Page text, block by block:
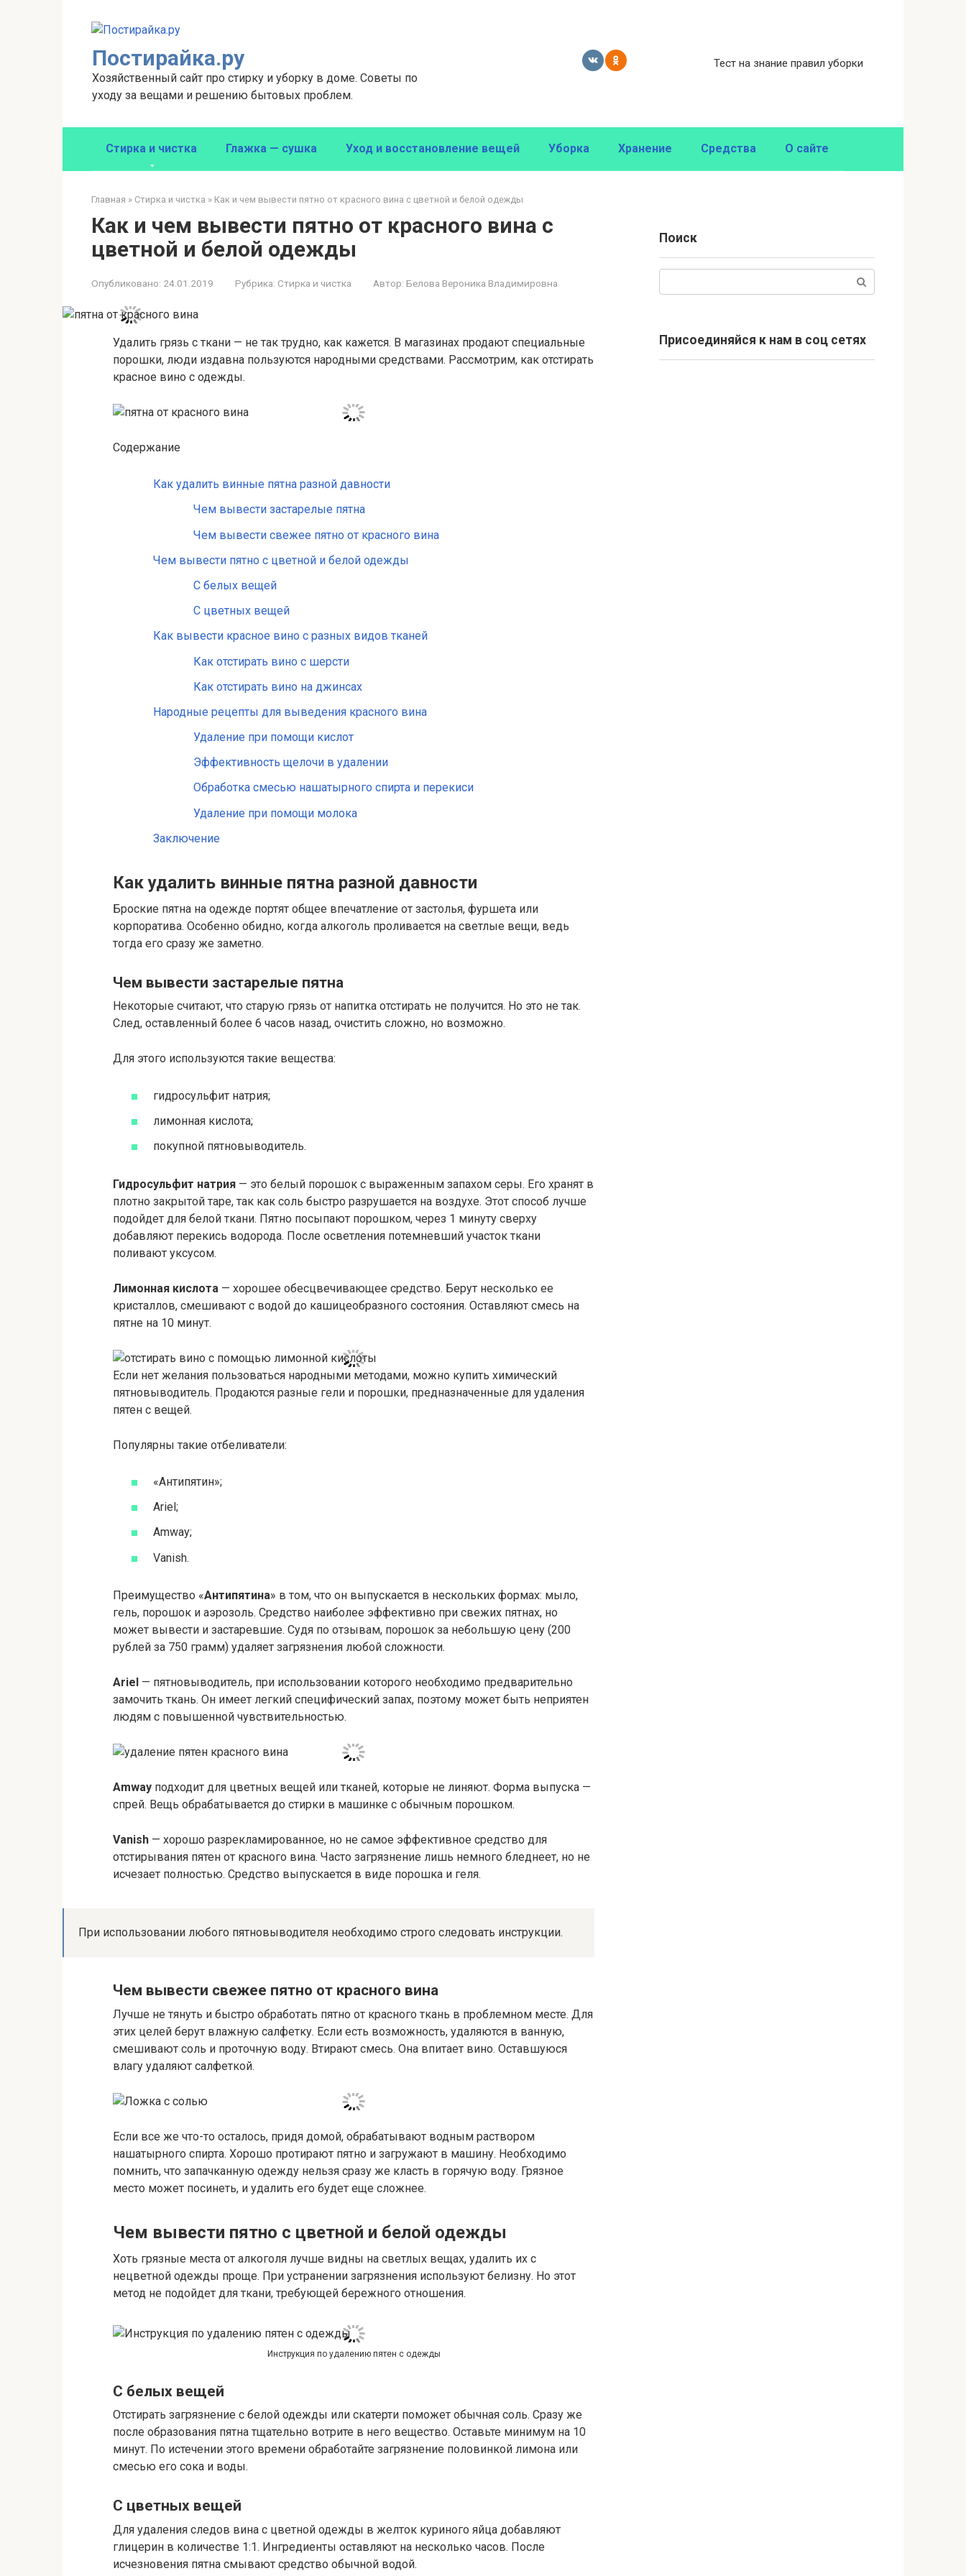
Постирайка.ру
Хозяйственный сайт про стирку и уборку в доме. Советы по
уходу за вещами и решению бытовых проблем.
Тест на знание правил уборки
Стирка и чистка Глажка — сушка Уход и восстановление вещей Уборка Хранение Средства О сайте
Главная » Стирка и чистка » Как и чем вывести пятно от красного вина с цветной и белой одежды
Как и чем вывести пятно от красного вина с
цветной и белой одежды
Опубликовано: 24.01.2019 Рубрика: Стирка и чистка Автор: Белова Вероника Владимировна
Удалить грязь с ткани — не так трудно, как кажется. В магазинах продают специальные
порошки, люди издавна пользуются народными средствами. Рассмотрим, как отстирать
красное вино с одежды.
Содержание
Как удалить винные пятна разной давности
Чем вывести застарелые пятна
Чем вывести свежее пятно от красного вина
Чем вывести пятно с цветной и белой одежды
С белых вещей
С цветных вещей
Как вывести красное вино с разных видов тканей
Как отстирать вино с шерсти
Как отстирать вино на джинсах
Народные рецепты для выведения красного вина
Удаление при помощи кислот
Эффективность щелочи в удалении
Обработка смесью нашатырного спирта и перекиси
Удаление при помощи молока
Заключение
Как удалить винные пятна разной давности
Броские пятна на одежде портят общее впечатление от застолья, фуршета или
корпоратива. Особенно обидно, когда алкоголь проливается на светлые вещи, ведь
тогда его сразу же заметно.
Чем вывести застарелые пятна
Некоторые считают, что старую грязь от напитка отстирать не получится. Но это не так.
След, оставленный более 6 часов назад, очистить сложно, но возможно.
Для этого используются такие вещества:
гидросульфит натрия;
лимонная кислота;
покупной пятновыводитель.
Гидросульфит натрия — это белый порошок с выраженным запахом серы. Его хранят в
плотно закрытой таре, так как соль быстро разрушается на воздухе. Этот способ лучше
подойдет для белой ткани. Пятно посыпают порошком, через 1 минуту сверху
добавляют перекись водорода. После осветления потемневший участок ткани
поливают уксусом.
Лимонная кислота — хорошее обесцвечивающее средство. Берут несколько ее
кристаллов, смешивают с водой до кашицеобразного состояния. Оставляют смесь на
пятне на 10 минут.
Если нет желания пользоваться народными методами, можно купить химический
пятновыводитель. Продаются разные гели и порошки, предназначенные для удаления
пятен с вещей.
Популярны такие отбеливатели:
«Антипятин»;
Ariel;
Amway;
Vanish.
Преимущество «Антипятина» в том, что он выпускается в нескольких формах: мыло,
гель, порошок и аэрозоль. Средство наиболее эффективно при свежих пятнах, но
может вывести и застаревшие. Судя по отзывам, порошок за небольшую цену (200
рублей за 750 грамм) удаляет загрязнения любой сложности.
Ariel — пятновыводитель, при использовании которого необходимо предварительно
замочить ткань. Он имеет легкий специфический запах, поэтому может быть неприятен
людям с повышенной чувствительностью.
Amway подходит для цветных вещей или тканей, которые не линяют. Форма выпуска —
спрей. Вещь обрабатывается до стирки в машинке с обычным порошком.
Vanish — хорошо разрекламированное, но не самое эффективное средство для
отстирывания пятен от красного вина. Часто загрязнение лишь немного бледнеет, но не
исчезает полностью. Средство выпускается в виде порошка и геля.
При использовании любого пятновыводителя необходимо строго следовать инструкции.
Чем вывести свежее пятно от красного вина
Лучше не тянуть и быстро обработать пятно от красного ткань в проблемном месте. Для
этих целей берут влажную салфетку. Если есть возможность, удаляются в ванную,
смешивают соль и проточную воду. Втирают смесь. Она впитает вино. Оставшуюся
влагу удаляют салфеткой.
Если все же что-то осталось, придя домой, обрабатывают водным раствором
нашатырного спирта. Хорошо протирают пятно и загружают в машину. Необходимо
помнить, что запачканную одежду нельзя сразу же класть в горячую воду. Грязное
место может посинеть, и удалить его будет еще сложнее.
Чем вывести пятно с цветной и белой одежды
Хоть грязные места от алкоголя лучше видны на светлых вещах, удалить их с
нецветной одежды проще. При устранении загрязнения используют белизну. Но этот
метод не подойдет для ткани, требующей бережного отношения.
Инструкция по удалению пятен с одежды
С белых вещей
Отстирать загрязнение с белой одежды или скатерти поможет обычная соль. Сразу же
после образования пятна тщательно вотрите в него вещество. Оставьте минимум на 10
минут. По истечении этого времени обработайте загрязнение половинкой лимона или
смесью его сока и воды.
С цветных вещей
Для удаления следов вина с цветной одежды в желток куриного яйца добавляют
глицерин в количестве 1:1. Ингредиенты оставляют на несколько часов. После
исчезновения пятна смывают средство обычной водой.
Поиск
Присоединяйся к нам в соц сетях